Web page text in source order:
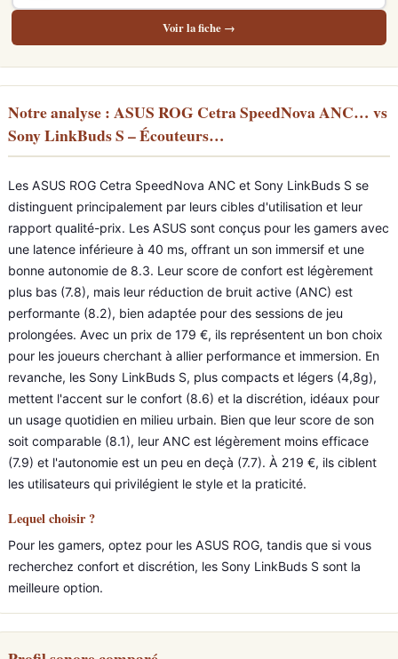
Voir la fiche →
Notre analyse : ASUS ROG Cetra SpeedNova ANC… vs
Sony LinkBuds S – Écouteurs…
Les ASUS ROG Cetra SpeedNova ANC et Sony LinkBuds S se
distinguent principalement par leurs cibles d'utilisation et leur
rapport qualité-prix. Les ASUS sont conçus pour les gamers avec
une latence inférieure à 40 ms, offrant un son immersif et une
bonne autonomie de 8.3. Leur score de confort est légèrement
plus bas (7.8), mais leur réduction de bruit active (ANC) est
performante (8.2), bien adaptée pour des sessions de jeu
prolongées. Avec un prix de 179 €, ils représentent un bon choix
pour les joueurs cherchant à allier performance et immersion. En
revanche, les Sony LinkBuds S, plus compacts et légers (4,8g),
mettent l'accent sur le confort (8.6) et la discrétion, idéaux pour
un usage quotidien en milieu urbain. Bien que leur score de son
soit comparable (8.1), leur ANC est légèrement moins efficace
(7.9) et l'autonomie est un peu en deçà (7.7). À 219 €, ils ciblent
les utilisateurs qui privilégient le style et la praticité.
Lequel choisir ?
Pour les gamers, optez pour les ASUS ROG, tandis que si vous
recherchez confort et discrétion, les Sony LinkBuds S sont la
meilleure option.